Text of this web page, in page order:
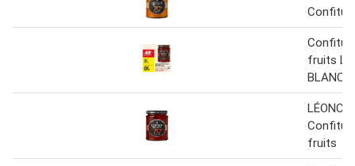
fruits
BLANC
LÉONCE
fruits